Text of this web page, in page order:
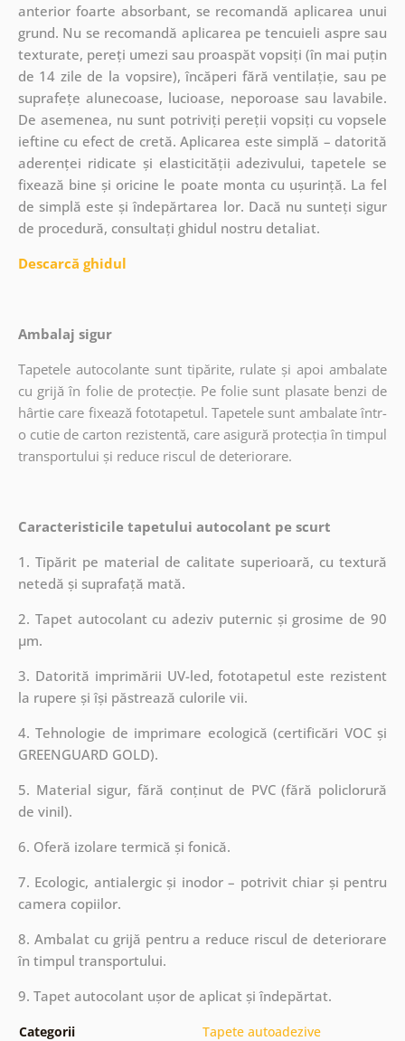
anterior foarte absorbant, se recomandă aplicarea unui
grund. Nu se recomandă aplicarea pe tencuieli aspre sau
texturate, pereți umezi sau proaspăt vopsiți (în mai puțin
de 14 zile de la vopsire), încăperi fără ventilație, sau pe
suprafețe alunecoase, lucioase, neporoase sau lavabile.
De asemenea, nu sunt potriviți pereții vopsiți cu vopsele
ieftine cu efect de cretă. Aplicarea este simplă – datorită
aderenței ridicate și elasticității adezivului, tapetele se
fixează bine și oricine le poate monta cu ușurință. La fel
de simplă este și îndepărtarea lor. Dacă nu sunteți sigur
de procedură, consultați ghidul nostru detaliat.
Descarcă ghidul
Ambalaj sigur
Tapetele autocolante sunt tipărite, rulate și apoi ambalate
cu grijă în folie de protecție. Pe folie sunt plasate benzi de
hârtie care fixează fototapetul. Tapetele sunt ambalate într-
o cutie de carton rezistentă, care asigură protecția în timpul
transportului și reduce riscul de deteriorare.
Caracteristicile tapetului autocolant pe scurt
1. Tipărit pe material de calitate superioară, cu textură
netedă și suprafață mată.
2. Tapet autocolant cu adeziv puternic și grosime de 90
µm.
3. Datorită imprimării UV-led, fototapetul este rezistent
la rupere și își păstrează culorile vii.
4. Tehnologie de imprimare ecologică (certificări VOC și
GREENGUARD GOLD).
5. Material sigur, fără conținut de PVC (fără policlorură
de vinil).
6. Oferă izolare termică și fonică.
7. Ecologic, antialergic și inodor – potrivit chiar și pentru
camera copiilor.
8. Ambalat cu grijă pentru a reduce riscul de deteriorare
în timpul transportului.
9. Tapet autocolant ușor de aplicat și îndepărtat.
Categorii Tapete autoadezive